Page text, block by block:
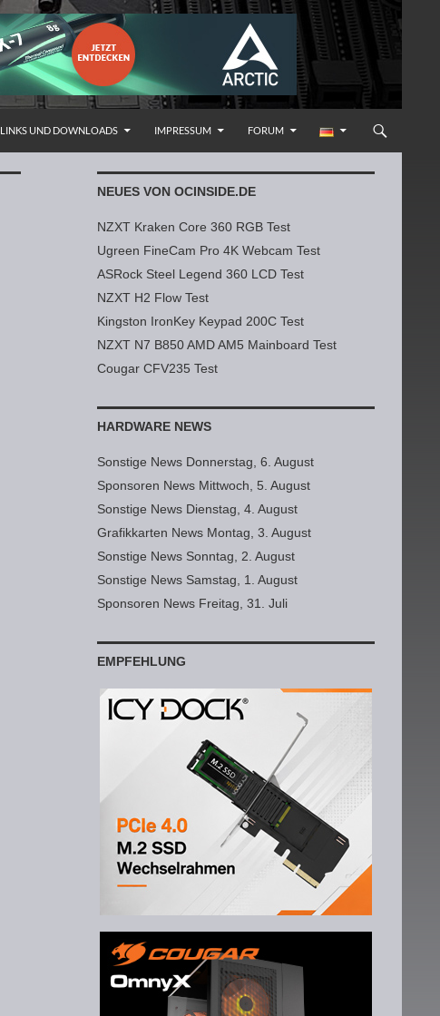
LINKS UND DOWNLOADS IMPRESSUM FORUM
NEUES VON OCINSIDE.DE
NZXT Kraken Core 360 RGB Test
Ugreen FineCam Pro 4K Webcam Test
ASRock Steel Legend 360 LCD Test
NZXT H2 Flow Test
Kingston IronKey Keypad 200C Test
NZXT N7 B850 AMD AM5 Mainboard Test
Cougar CFV235 Test
HARDWARE NEWS
Sonstige News Donnerstag, 6. August
Sponsoren News Mittwoch, 5. August
Sonstige News Dienstag, 4. August
Grafikkarten News Montag, 3. August
Sonstige News Sonntag, 2. August
Sonstige News Samstag, 1. August
Sponsoren News Freitag, 31. Juli
EMPFEHLUNG